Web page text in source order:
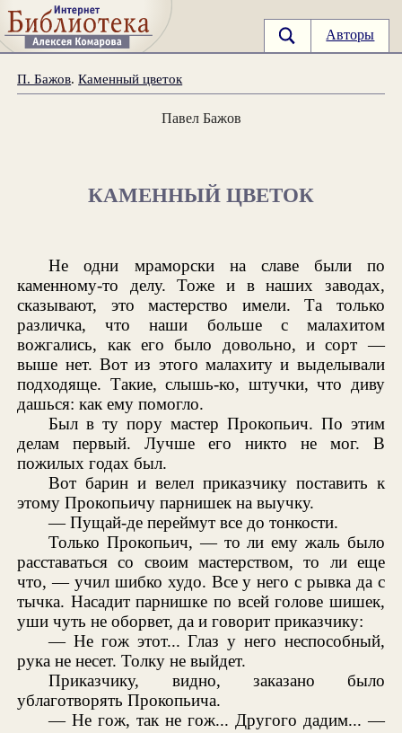
Авторы
П. Бажов.Каменный цветок
Павел Бажов
КАМЕННЫЙ ЦВЕТОК
Не одни мраморски на славе были по
каменному-то делу. Тоже и в наших заводах,
сказывают, это мастерство имели. Та только
различка, что наши больше с малахитом
вожгались, как его было довольно, и сорт —
выше нет. Вот из этого малахиту и выделывали
подходяще. Такие, слышь-ко, штучки, что диву
дашься: как ему помогло.
Был в ту пору мастер Прокопьич. По этим
делам первый. Лучше его никто не мог. В
пожилых годах был.
Вот барин и велел приказчику поставить к
этому Прокопьичу парнишек на выучку.
— Пущай-де переймут все до тонкости.
Только Прокопьич, — то ли ему жаль было
расставаться со своим мастерством, то ли еще
что, — учил шибко худо. Все у него с рывка да с
тычка. Насадит парнишке по всей голове шишек,
уши чуть не оборвет, да и говорит приказчику:
— Не гож этот... Глаз у него неспособный,
рука не несет. Толку не выйдет.
Приказчику, видно, заказано было
ублаготворять Прокопьича.
— Не гож, так не гож... Другого дадим... —